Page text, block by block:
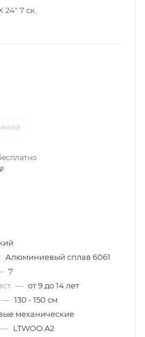
24" 7 ск.
Алюминиевый сплав 6061
7
— от 9 до 14 лет
— 130 - 150 см
механические
— LTWOO A2